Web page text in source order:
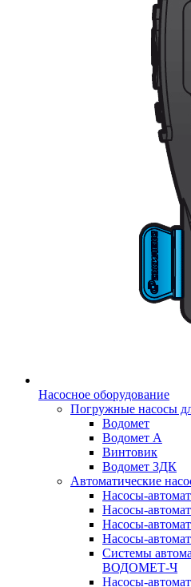
Насосное оборудование
Погружные насосы
Водомет
Водомет А
Винтовик
Водомет 3ДК
Автоматические
Насосы-
Насосы-
Насосы-
Насосы-
Системы
ВОДОМЕТ-Ч
Насосы-